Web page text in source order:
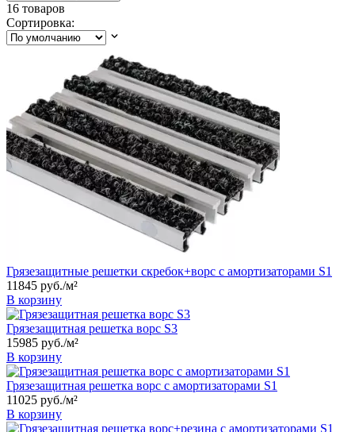
16 товаров
Сортировка:
Грязезащитные решетки скребок+ворс с амортизаторами S1
11845 руб./м²
В корзину
Грязезащитная решетка ворс S3
15985 руб./м²
В корзину
Грязезащитная решетка ворс с амортизаторами S1
11025 руб./м²
В корзину